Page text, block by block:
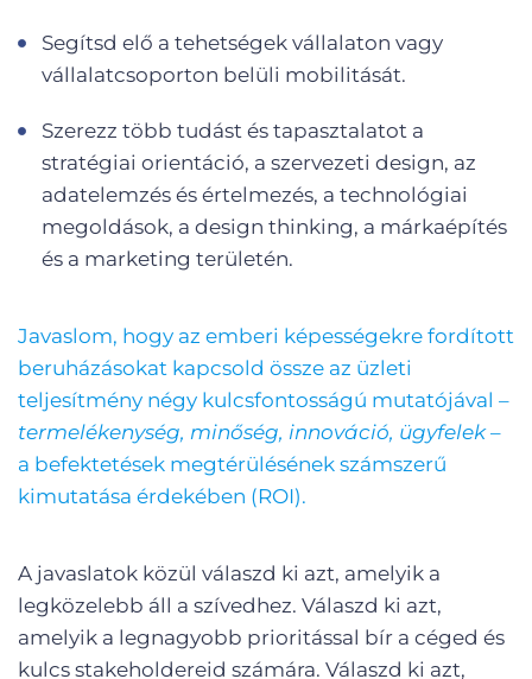
Segítsd elő a tehetségek vállalaton vagy
vállalatcsoporton belüli mobilitását.
Szerezz több tudást és tapasztalatot a
stratégiai orientáció, a szervezeti design, az
adatelemzés és értelmezés, a technológiai
megoldások, a design thinking, a márkaépítés
és a marketing területén.
Javaslom, hogy az emberi képességekre fordított
beruházásokat kapcsold össze az üzleti
teljesítmény négy kulcsfontosságú mutatójával –
termelékenység, minőség, innováció, ügyfelek–
a befektetések megtérülésének számszerű
kimutatása érdekében (ROI).
A javaslatok közül válaszd ki azt, amelyik a
legközelebb áll a szívedhez. Válaszd ki azt,
amelyik a legnagyobb prioritással bír a céged és
kulcs stakeholdereid számára. Válaszd ki azt,